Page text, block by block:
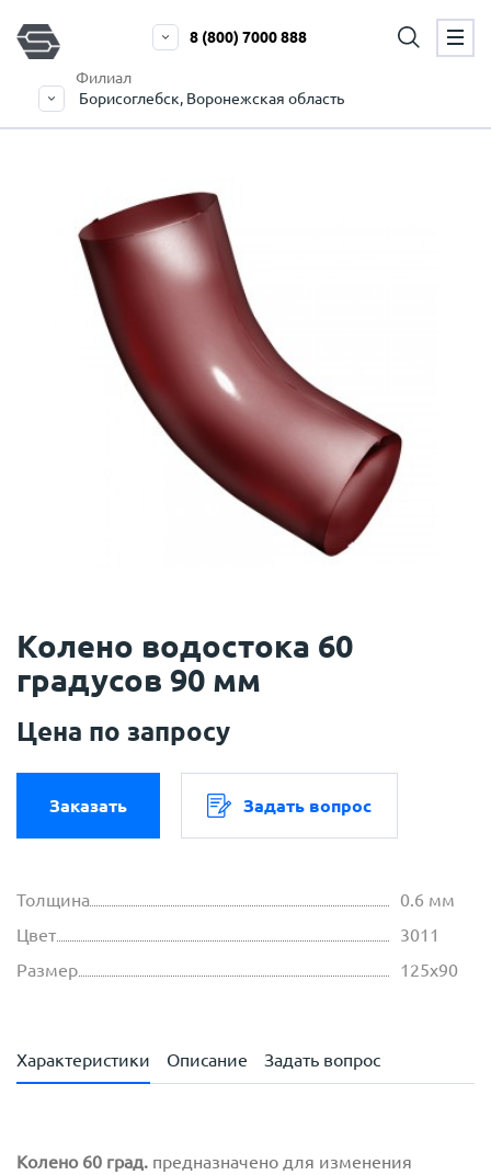
Филиал
Борисоглебск, Воронежская область
8 (800) 7000 888
Колено водостока 60
градусов 90 мм
Цена по запросу
Заказать Задать вопрос
Толщина
0.6 мм
Цвет
3011
Размер
125х90
Характеристики Описание Задать вопрос
Колено 60 град. предназначено для изменения